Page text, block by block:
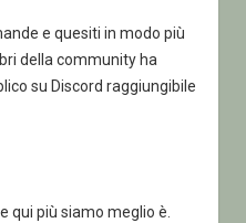
e quesiti in modo più
della community ha
su Discord raggiungibile
qui più siamo meglio è.